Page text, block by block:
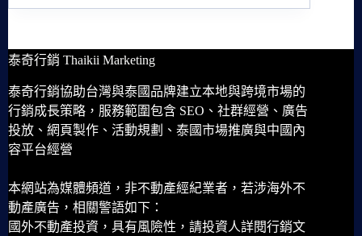
泰奇行銷 Thaikii Marketing
泰奇行銷協助台灣與泰國品牌建立本地與跨境市場的
行銷成長策略，服務範圍包含 SEO、社群經營、廣告
投放、網頁製作、活動規劃、泰國市場推廣與中國內
容平台經營
本網站為媒體頻道，非不動產經紀業者，若涉海外不
動產廣告，相關警語如下：
國外不動產投資，具有風險性，請投資人詳閱行銷文